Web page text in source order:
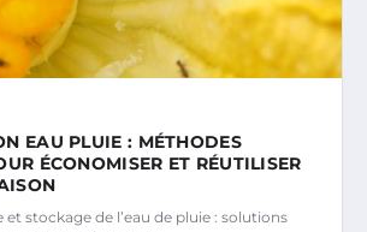
EAU PLUIE : MÉTHODES
ÉCONOMISER ET RÉUTILISER
et stockage de l’eau de pluie : solutions